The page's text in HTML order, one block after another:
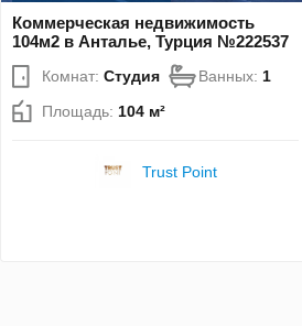
Коммерческая недвижимость
104м2 в Анталье, Турция №222537
Комнат: Студия Ванных: 1
Площадь: 104 м²
Trust Point